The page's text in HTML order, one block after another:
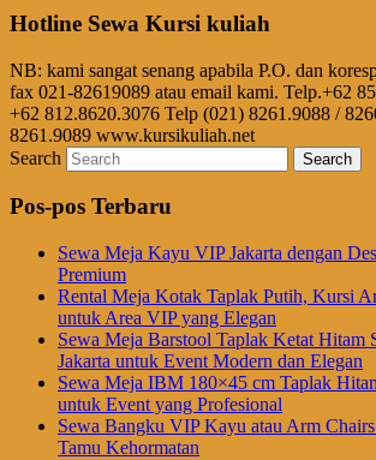
Hotline Sewa Kursi kuliah
NB: kami sangat senang apabila P.O. dan
fax 021-82619089 atau email kami. Telp.+62
+62 812.8620.3076 Telp (021) 8261.9088 /
8261.9089 www.kursikuliah.net
Search
Pos-pos Terbaru
Sewa Meja Kayu VIP Jakarta dengan
Premium
Rental Meja Kotak Taplak Putih, Kursi
untuk Area VIP yang Elegan
Sewa Meja Barstool Taplak Ketat Hitam
Jakarta untuk Event Modern dan Elegan
Sewa Meja IBM 180×45 cm Taplak
untuk Event yang Profesional
Sewa Bangku VIP Kayu atau Arm
Tamu Kehormatan